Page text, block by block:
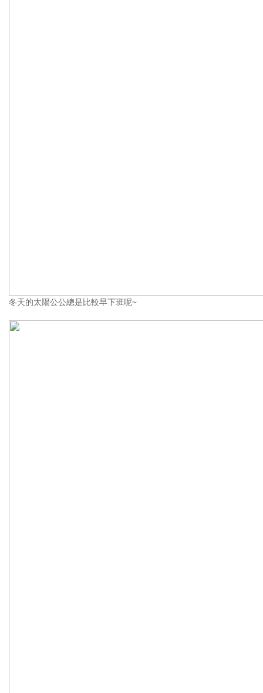
冬天的太陽公公總是比較早下班呢~